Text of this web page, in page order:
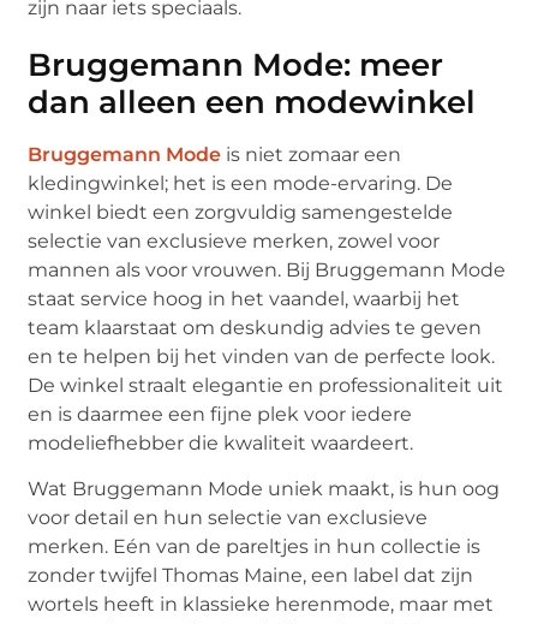
zijn naar iets speciaals.
Bruggemann Mode: meer
dan alleen een modewinkel
Bruggemann Mode is niet zomaar een
kledingwinkel; het is een mode-ervaring. De
winkel biedt een zorgvuldig samengestelde
selectie van exclusieve merken, zowel voor
mannen als voor vrouwen. Bij Bruggemann Mode
staat service hoog in het vaandel, waarbij het
team klaarstaat om deskundig advies te geven
en te helpen bij het vinden van de perfecte look.
De winkel straalt elegantie en professionaliteit uit
en is daarmee een fijne plek voor iedere
modeliefhebber die kwaliteit waardeert.
Wat Bruggemann Mode uniek maakt, is hun oog
voor detail en hun selectie van exclusieve
merken. Eén van de pareltjes in hun collectie is
zonder twijfel Thomas Maine, een label dat zijn
wortels heeft in klassieke herenmode, maar met